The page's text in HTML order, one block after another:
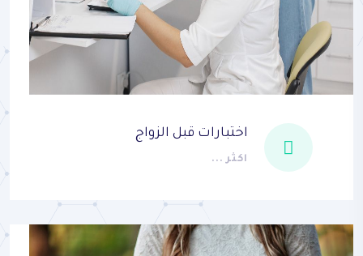
اختبارات قبل الزواج
اكثر ...